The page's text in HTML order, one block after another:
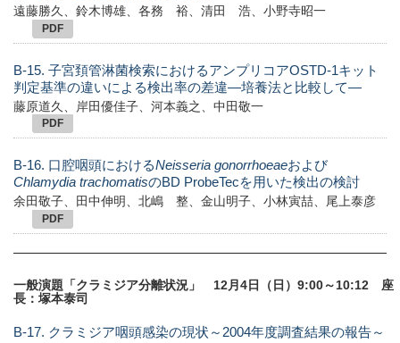
遠藤勝久、鈴木博雄、各務 裕、清田 浩、小野寺昭一
PDF
B-15. 子宮頚管淋菌検索におけるアンプリコアOSTD-1キット
判定基準の違いによる検出率の差違―培養法と比較して―
藤原道久、岸田優佳子、河本義之、中田敬一
PDF
B-16. 口腔咽頭におけるNeisseria gonorrhoeaeおよび
Chlamydia trachomatisのBD ProbeTecを用いた検出の検討
余田敬子、田中伸明、北嶋 整、金山明子、小林寅喆、尾上泰彦
PDF
一般演題「クラミジア分離状況」 12月4日（日）9:00～10:12 座
長：塚本泰司
B-17. クラミジア咽頭感染の現状～2004年度調査結果の報告～